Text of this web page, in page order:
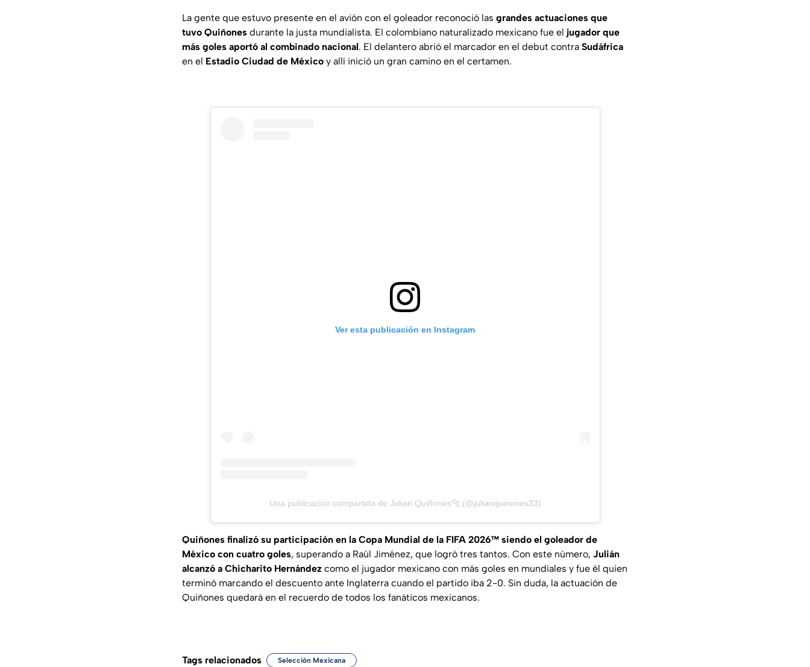
La gente que estuvo presente en el avión con el goleador reconoció las grandes actuaciones que
tuvo Quiñones durante la justa mundialista. El colombiano naturalizado mexicano fue el jugador que
más goles aportó al combinado nacional. El delantero abrió el marcador en el debut contra Sudáfrica
en el Estadio Ciudad de México y allí inició un gran camino en el certamen.
Ver esta publicación en Instagram
Una publicación compartida de Julian Quiñones🐆 (@julianquinones33)
Quiñones finalizó su participación en la Copa Mundial de la FIFA 2026™ siendo el goleador de
México con cuatro goles, superando a Raúl Jiménez, que logró tres tantos. Con este número, Julián
alcanzó a Chicharito Hernández como el jugador mexicano con más goles en mundiales y fue él quien
terminó marcando el descuento ante Inglaterra cuando el partido iba 2-0. Sin duda, la actuación de
Quiñones quedará en el recuerdo de todos los fanáticos mexicanos.
Tags relacionados Selección Mexicana